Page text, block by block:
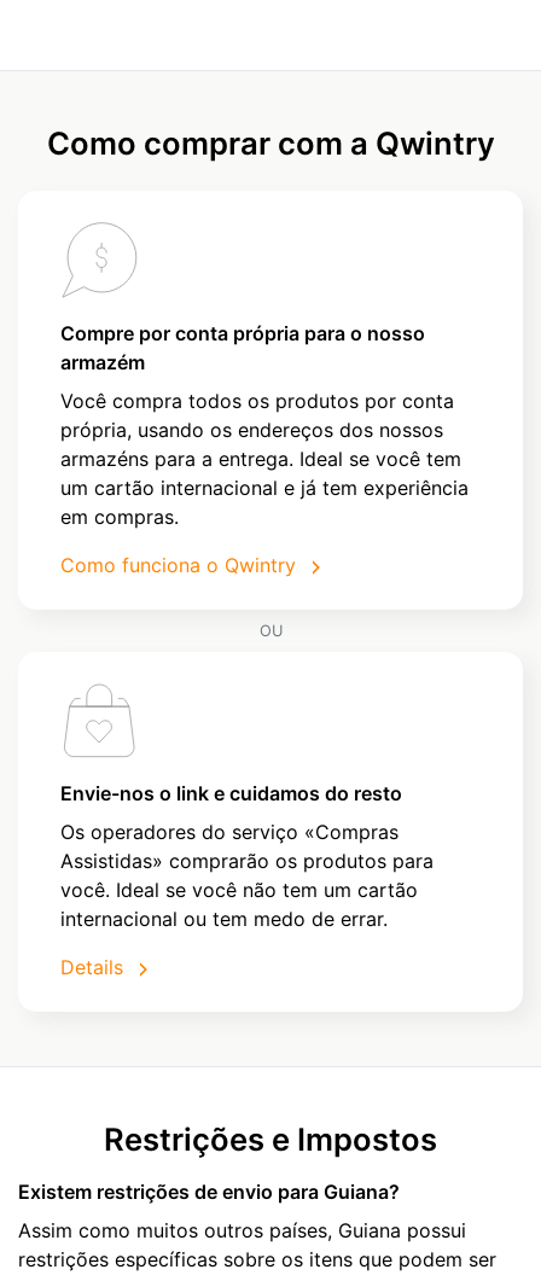
Como comprar com a Qwintry
Compre por conta própria para o nosso
armazém
Você compra todos os produtos por conta
própria, usando os endereços dos nossos
armazéns para a entrega. Ideal se você tem
um cartão internacional e já tem experiência
em compras.
Como funciona o Qwintry
OU
Envie-nos o link e cuidamos do resto
Os operadores do serviço «Compras
Assistidas» comprarão os produtos para
você. Ideal se você não tem um cartão
internacional ou tem medo de errar.
Details
Restrições e Impostos
Existem restrições de envio para Guiana?
Assim como muitos outros países, Guiana possui
restrições específicas sobre os itens que podem ser